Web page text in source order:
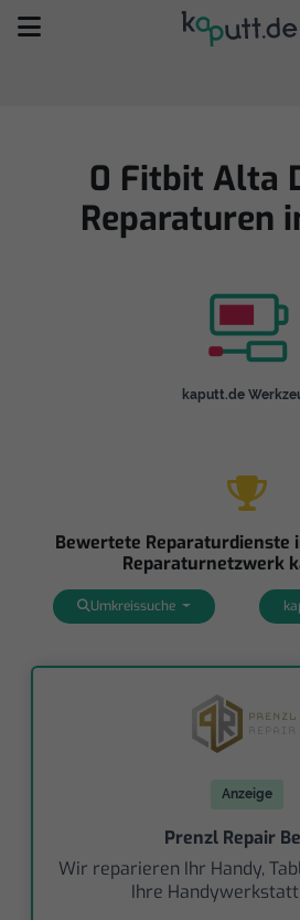
Selbst reparieren
Reparieren lassen
0 Fitbit Alta
Reparaturen
kaputt.de
Bewertete Reparaturdienste
Reparaturnetzwerk
Umkreissuche
Anzeige
Prenzl Repair
Wir reparieren Ihr Handy,
Ihre